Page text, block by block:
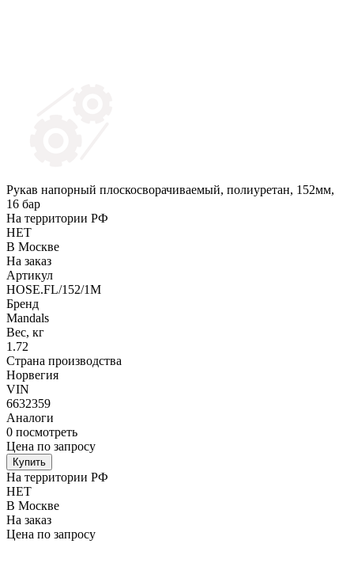
Рукав напорный плоскосворачиваемый, полиуретан, 152мм,
16 бар
На территории РФ
НЕТ
В Москве
На заказ
Артикул
HOSE.FL/152/1M
Бренд
Mandals
Вес, кг
1.72
Страна производства
Норвегия
VIN
6632359
Аналоги
0 посмотреть
Цена по запросу
Купить
На территории РФ
НЕТ
В Москве
На заказ
Цена по запросу